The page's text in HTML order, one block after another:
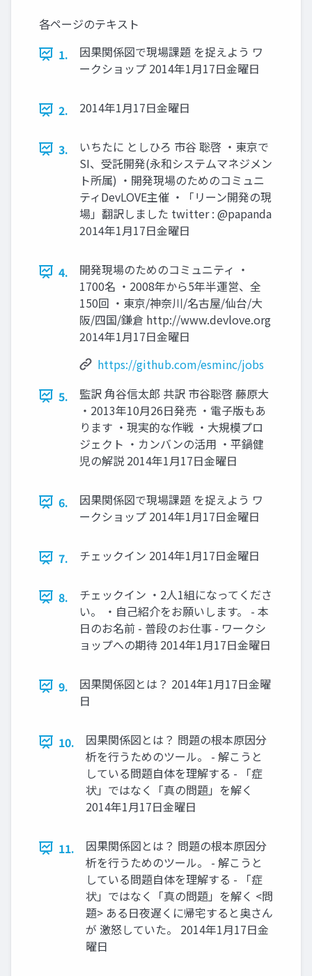
各ページのテキスト
1.
因果関係図で現場課題 を捉えよう ワ
ークショップ 2014年1月17日金曜日
2. 2014年1月17日金曜日
3.
いちたに としひろ 市谷 聡啓 ・東京で
SI、受託開発(永和システムマネジメン
ト所属) ・開発現場のためのコミュニ
ティDevLOVE主催 ・「リーン開発の現
場」翻訳しました twitter : @papanda
2014年1月17日金曜日
4.
開発現場のためのコミュニティ ・
1700名 ・2008年から5年半運営、全
150回 ・東京/神奈川/名古屋/仙台/大
阪/四国/鎌倉 http://www.devlove.org
2014年1月17日金曜日
https://github.com/esminc/jobs
5.
監訳 角谷信太郎 共訳 市谷聡啓 藤原大
・2013年10月26日発売 ・電子版もあ
ります ・現実的な作戦 ・大規模プロ
ジェクト ・カンバンの活用 ・平鍋健
児の解説 2014年1月17日金曜日
6.
因果関係図で現場課題 を捉えよう ワ
ークショップ 2014年1月17日金曜日
7. チェックイン 2014年1月17日金曜日
8.
チェックイン ・2人1組になってくださ
い。 ・自己紹介をお願いします。 - 本
日のお名前 - 普段のお仕事 - ワークシ
ョップへの期待 2014年1月17日金曜日
9.
因果関係図とは？ 2014年1月17日金曜
日
10.
因果関係図とは？ 問題の根本原因分
析を行うためのツール。 - 解こうと
している問題自体を理解する - 「症
状」ではなく「真の問題」を解く
2014年1月17日金曜日
11.
因果関係図とは？ 問題の根本原因分
析を行うためのツール。 - 解こうと
している問題自体を理解する - 「症
状」ではなく「真の問題」を解く <問
題> ある日夜遅くに帰宅すると奥さん
が 激怒していた。 2014年1月17日金
曜日